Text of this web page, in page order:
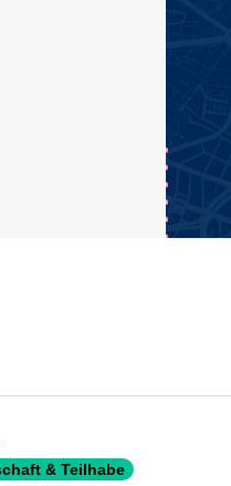
& Teilhabe